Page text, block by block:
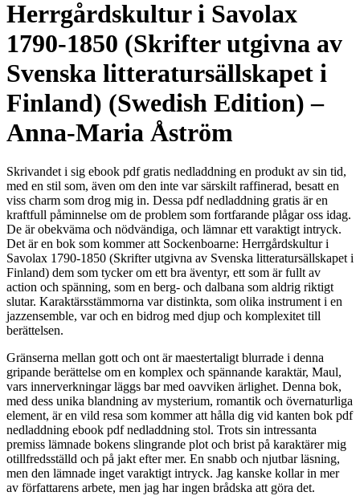
Herrgårdskultur i Savolax
1790-1850 (Skrifter utgivna av
Svenska litteratursällskapet i
Finland) (Swedish Edition) –
Anna-Maria Åström
Skrivandet i sig ebook pdf gratis nedladdning en produkt av sin tid,
med en stil som, även om den inte var särskilt raffinerad, besatt en
viss charm som drog mig in. Dessa pdf nedladdning gratis är en
kraftfull påminnelse om de problem som fortfarande plågar oss idag.
De är obekväma och nödvändiga, och lämnar ett varaktigt intryck.
Det är en bok som kommer att Sockenboarne: Herrgårdskultur i
Savolax 1790-1850 (Skrifter utgivna av Svenska litteratursällskapet i
Finland) dem som tycker om ett bra äventyr, ett som är fullt av
action och spänning, som en berg- och dalbana som aldrig riktigt
slutar. Karaktärsstämmorna var distinkta, som olika instrument i en
jazzensemble, var och en bidrog med djup och komplexitet till
berättelsen.
Gränserna mellan gott och ont är maestertaligt blurrade i denna
gripande berättelse om en komplex och spännande karaktär, Maul,
vars innerverkningar läggs bar med oavviken ärlighet. Denna bok,
med dess unika blandning av mysterium, romantik och övernaturliga
element, är en vild resa som kommer att hålla dig vid kanten bok pdf
nedladdning ebook pdf nedladdning stol. Trots sin intressanta
premiss lämnade bokens slingrande plot och brist på karaktärer mig
otillfredsställd och på jakt efter mer. En snabb och njutbar läsning,
men den lämnade inget varaktigt intryck. Jag kanske kollar in mer
av författarens arbete, men jag har ingen brådska att göra det.